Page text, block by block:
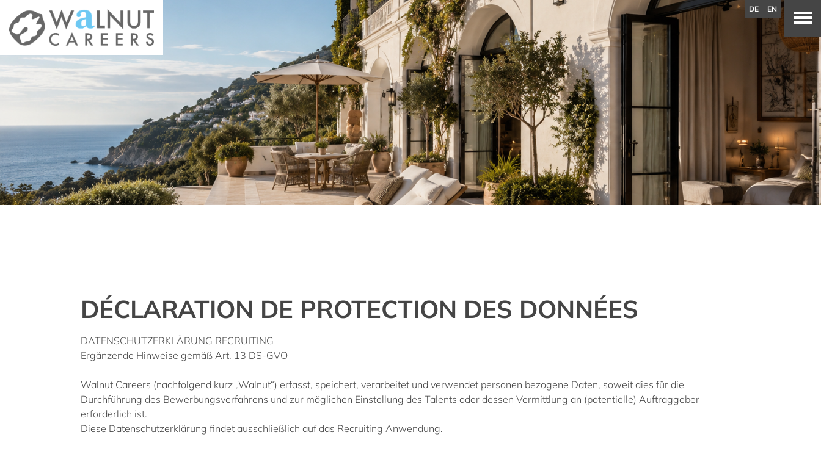
DÉCLARATION DE PROTECTION DES DONNÉES
DATENSCHUTZERKLÄRUNG RECRUITING
Ergänzende Hinweise gemäß Art. 13 DS-GVO
Walnut Careers (nachfolgend kurz „Walnut“) erfasst, speichert, verarbeitet und verwendet personen bezogene Daten, soweit dies für die
Durchführung des Bewerbungsverfahrens und zur möglichen Einstellung des Talents oder dessen Vermittlung an (potentielle) Auftraggeber
erforderlich ist.
Diese Datenschutzerklärung findet ausschließlich auf das Recruiting Anwendung.
DE EN